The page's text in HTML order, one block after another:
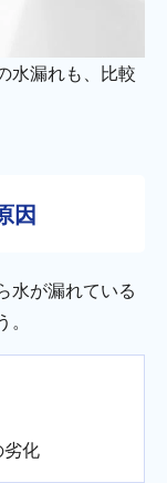
水漏れも、比較
因
水が漏れている
化